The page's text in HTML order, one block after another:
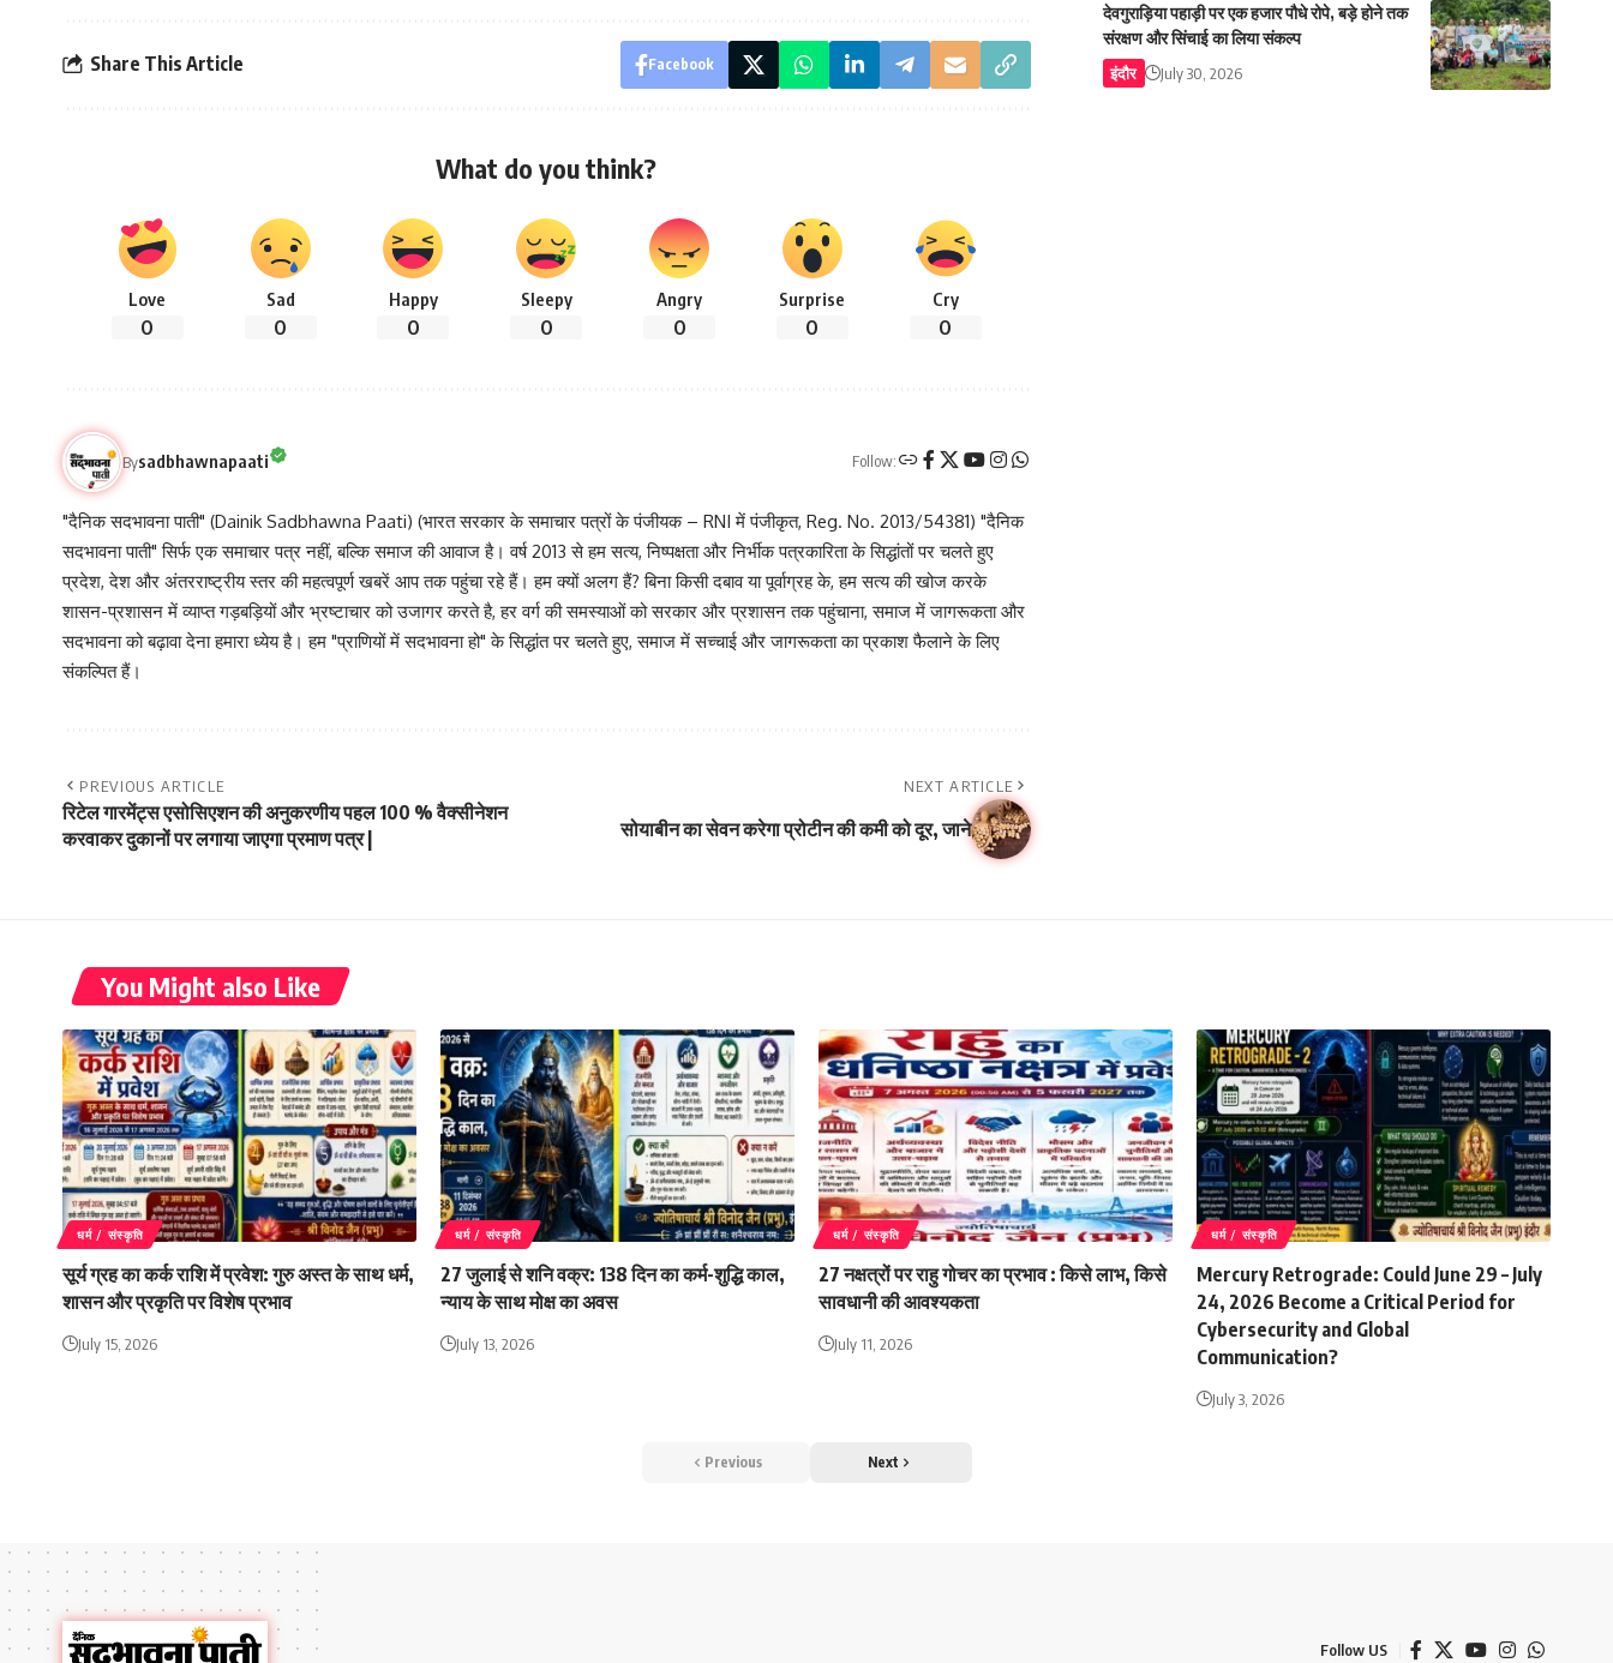
Share This Article Facebook
What do you think?
Love
0
Sad
0
Happy
0
Sleepy
0
Angry
0
Surprise
0
Cry
0
Bysadbhawnapaati Follow:
"दैनिक सदभावना पाती" (Dainik Sadbhawna Paati) (भारत सरकार के समाचार पत्रों के पंजीयक – RNI में पंजीकृत, Reg. No. 2013/54381) "दैनिक
सदभावना पाती" सिर्फ एक समाचार पत्र नहीं, बल्कि समाज की आवाज है। वर्ष 2013 से हम सत्य, निष्पक्षता और निर्भीक पत्रकारिता के सिद्धांतों पर चलते हुए
प्रदेश, देश और अंतरराष्ट्रीय स्तर की महत्वपूर्ण खबरें आप तक पहुंचा रहे हैं। हम क्यों अलग हैं? बिना किसी दबाव या पूर्वाग्रह के, हम सत्य की खोज करके
शासन-प्रशासन में व्याप्त गड़बड़ियों और भ्रष्टाचार को उजागर करते है, हर वर्ग की समस्याओं को सरकार और प्रशासन तक पहुंचाना, समाज में जागरूकता और
सदभावना को बढ़ावा देना हमारा ध्येय है। हम "प्राणियों में सदभावना हो" के सिद्धांत पर चलते हुए, समाज में सच्चाई और जागरूकता का प्रकाश फैलाने के लिए
संकल्पित हैं।
PREVIOUS ARTICLE
रिटेल गारमेंट्स एसोसिएशन की अनुकरणीय पहल 100 % वैक्सीनेशन
करवाकर दुकानों पर लगाया जाएगा प्रमाण पत्र |
NEXT ARTICLE
सोयाबीन का सेवन करेगा प्रोटीन की कमी को दूर, जाने
देवगुराड़िया पहाड़ी पर एक हजार पौधे रोपे, बड़े होने तक
संरक्षण और सिंचाई का लिया संकल्प
इंदौर July 30, 2026
You Might also Like
धर्म / संस्कृति
सूर्य ग्रह का कर्क राशि में प्रवेश: गुरु अस्त के साथ धर्म,
शासन और प्रकृति पर विशेष प्रभाव
July 15, 2026
धर्म / संस्कृति
27 जुलाई से शनि वक्र: 138 दिन का कर्म-शुद्धि काल,
न्याय के साथ मोक्ष का अवस
July 13, 2026
धर्म / संस्कृति
27 नक्षत्रों पर राहु गोचर का प्रभाव : किसे लाभ, किसे
सावधानी की आवश्यकता
July 11, 2026
धर्म / संस्कृति
Mercury Retrograde: Could June 29 – July
24, 2026 Become a Critical Period for
Cybersecurity and Global
Communication?
July 3, 2026
Previous Next
Follow US